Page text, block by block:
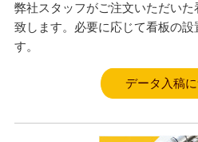
弊社スタッフがご注文いただい
致します。必要に応じて看板の設
す。
データ入稿